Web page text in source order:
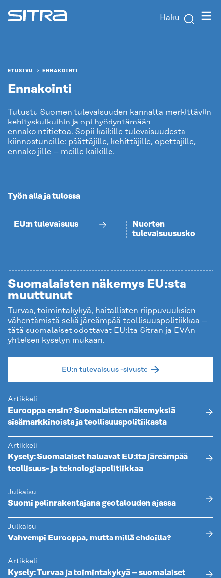
Siirry
suoraan
Sitra Haku
ETUSIVU ENNAKOINTI
Ennakointi
Tutustu Suomen tulevaisuuden kannalta merkittäviin
kehityskulkuihin ja opi hyödyntämään
ennakointitietoa. Sopii kaikille tulevaisuudesta
kiinnostuneille: päättäjille, kehittäjille, opettajille,
ennakoijille – meille kaikille.
Työn alla ja tulossa
EU:n tulevaisuus
Nuorten
tulevaisuususko
Suomalaisten näkemys EU:sta
muuttunut
Turvaa, toimintakykyä, haitallisten riippuvuuksien
vähentämistä sekä järeämpää teollisuuspolitiikkaa –
tätä suomalaiset odottavat EU:lta Sitran ja EVAn
yhteisen kyselyn mukaan.
EU:n tulevaisuus -sivusto
Artikkeli
Eurooppa ensin? Suomalaisten näkemyksiä
sisämarkkinoista ja teollisuuspolitiikasta
Artikkeli
Kysely: Suomalaiset haluavat EU:lta järeämpää
teollisuus- ja teknologiapolitiikkaa
Julkaisu
Suomi pelinrakentajana geotalouden ajassa
Julkaisu
Vahvempi Eurooppa, mutta millä ehdoilla?
Artikkeli
Kysely: Turvaa ja toimintakykyä – suomalaiset